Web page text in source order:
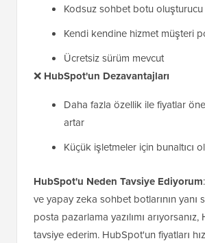
Kodsuz sohbet botu oluşturucu
Kendi kendine hizmet müşteri
Ücretsiz sürüm mevcut
❌ HubSpot'un Dezavantajları
Daha fazla özellik ile fiyatlar
artar
Küçük işletmeler için bunaltıcı
HubSpot'u Neden Tavsiye Ediyorum
ve yapay zeka sohbet botlarının yanı
posta pazarlama yazılımı
tavsiye ederim. HubSpot'un fiyatları